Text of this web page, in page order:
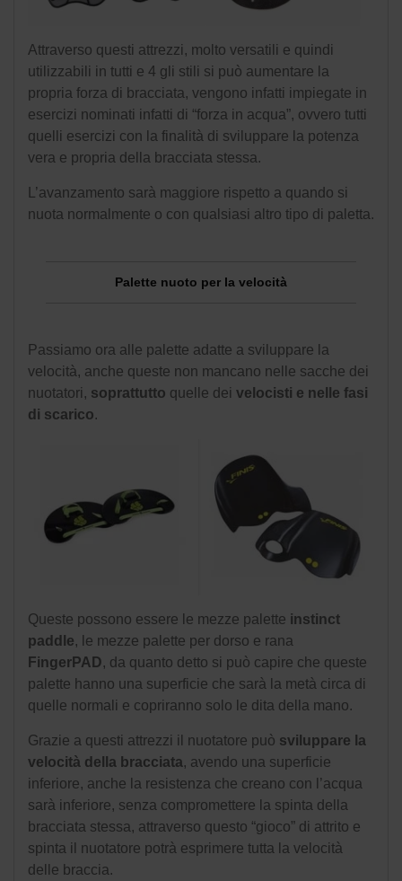
Attraverso questi attrezzi, molto versatili e quindi
utilizzabili in tutti e 4 gli stili si può aumentare la
propria forza di bracciata, vengono infatti impiegate in
esercizi nominati infatti di “forza in acqua”, ovvero tutti
quelli esercizi con la finalità di sviluppare la potenza
vera e propria della bracciata stessa.
L’avanzamento sarà maggiore rispetto a quando si
nuota normalmente o con qualsiasi altro tipo di paletta.
Palette nuoto per la velocità
Passiamo ora alle palette adatte a sviluppare la
velocità, anche queste non mancano nelle sacche dei
nuotatori, soprattutto quelle dei velocisti e nelle fasi
di scarico.
Queste possono essere le mezze palette instinct
paddle, le mezze palette per dorso e rana
FingerPAD, da quanto detto si può capire che queste
palette hanno una superficie che sarà la metà circa di
quelle normali e copriranno solo le dita della mano.
Grazie a questi attrezzi il nuotatore può sviluppare la
velocità della bracciata, avendo una superficie
inferiore, anche la resistenza che creano con l’acqua
sarà inferiore, senza compromettere la spinta della
bracciata stessa, attraverso questo “gioco” di attrito e
spinta il nuotatore potrà esprimere tutta la velocità
delle braccia.